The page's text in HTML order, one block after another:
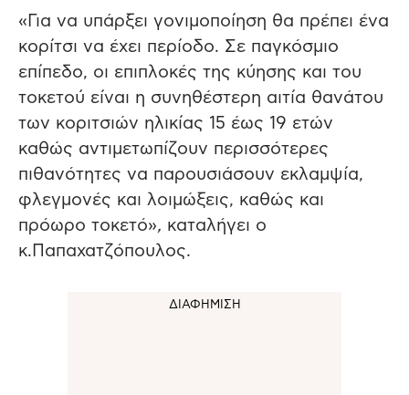
«Για να υπάρξει γονιμοποίηση θα πρέπει ένα
κορίτσι να έχει περίοδο. Σε παγκόσμιο
επίπεδο, οι επιπλοκές της κύησης και του
τοκετού είναι η συνηθέστερη αιτία θανάτου
των κοριτσιών ηλικίας 15 έως 19 ετών
καθώς αντιμετωπίζουν περισσότερες
πιθανότητες να παρουσιάσουν εκλαμψία,
φλεγμονές και λοιμώξεις, καθώς και
πρόωρο τοκετό», καταλήγει ο
κ.Παπαχατζόπουλος.